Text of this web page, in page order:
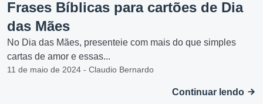
Frases Bíblicas para cartões de Dia
das Mães
No Dia das Mães, presenteie com mais do que simples
cartas de amor e essas...
11 de maio de 2024 - Claudio Bernardo
Continuar lendo